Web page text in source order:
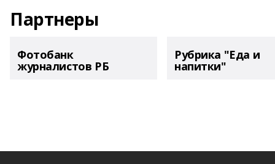
Партнеры
Фотобанк
журналистов РБ
Рубрика "Еда и
напитки"